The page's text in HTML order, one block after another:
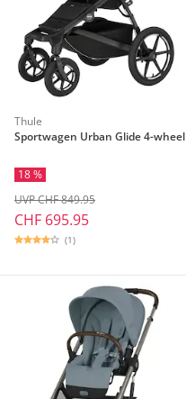
Thule
Sportwagen Urban Glide 4-wheel
18 %
CHF 695.95
UVP CHF 849.95
(1)